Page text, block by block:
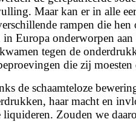
Maar kan er in alle
rampen die
Europa onderworpen
tegen de
die zij moesten
de schaamteloze
haar macht en
Zouden we